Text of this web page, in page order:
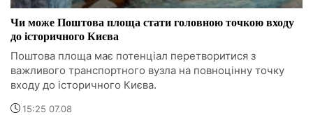
Чи може Поштова площа стати головною точкою входу
до історичного Києва
Поштова площа має потенціал перетворитися з
важливого транспортного вузла на повноцінну точку
входу до історичного Києва.
15:25 07.08